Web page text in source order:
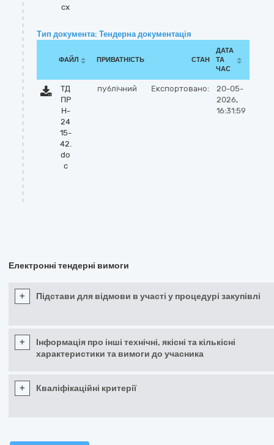
cx
Тип документа: Тендерна документація
ФАЙЛ ПРИВАТНІСТЬ СТАН
ДАТА
ТА
ЧАС
ТД
ПР
Н-
24
15-
42.
do
c
публічний Експортовано:
20-05-
2026,
16:31:59
Електронні тендерні вимоги
+ Підстави для відмови в участі у процедурі закупівлі
+
Інформація про інші технічні, якісні та кількісні
характеристики та вимоги до учасника
+ Кваліфікаційні критерії